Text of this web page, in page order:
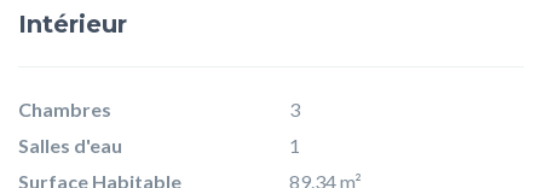
Intérieur
Chambres
3
Salles d'eau
1
Surface Habitable
89.34 m²